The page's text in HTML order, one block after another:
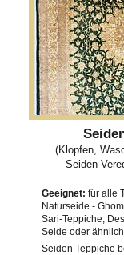
(Klopfen,
Seiden-
Geeignet: für alle
Naturseide -
Sari-Teppiche,
Seide oder
Seiden Teppiche